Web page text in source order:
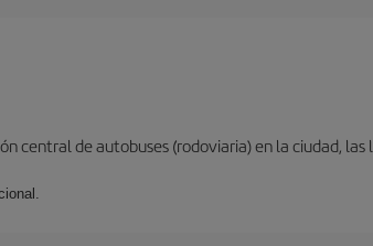
central de autobuses (rodoviaria) en la ciudad,